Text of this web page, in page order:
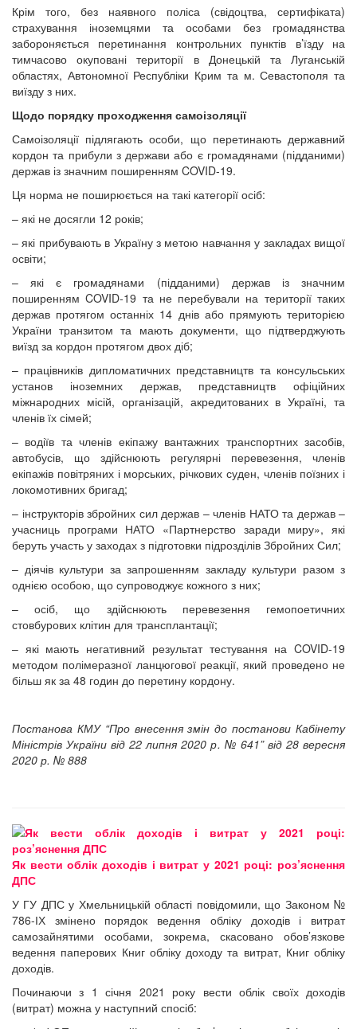
Крім того, без наявного поліса (свідоцтва, сертифіката)
страхування іноземцями та особами без громадянства
забороняється перетинання контрольних пунктів в’їзду на
тимчасово окуповані території в Донецькій та Луганській
областях, Автономної Республіки Крим та м. Севастополя та
виїзду з них.
Щодо порядку проходження самоізоляції
Самоізоляції підлягають особи, що перетинають державний
кордон та прибули з держави або є громадянами (підданими)
держав із значним поширенням COVID-19.
Ця норма не поширюється на такі категорії осіб:
– які не досягли 12 років;
– які прибувають в Україну з метою навчання у закладах вищої
освіти;
– які є громадянами (підданими) держав із значним
поширенням COVID-19 та не перебували на території таких
держав протягом останніх 14 днів або прямують територією
України транзитом та мають документи, що підтверджують
виїзд за кордон протягом двох діб;
– працівників дипломатичних представництв та консульських
установ іноземних держав, представництв офіційних
міжнародних місій, організацій, акредитованих в Україні, та
членів їх сімей;
– водіїв та членів екіпажу вантажних транспортних засобів,
автобусів, що здійснюють регулярні перевезення, членів
екіпажів повітряних і морських, річкових суден, членів поїзних і
локомотивних бригад;
– інструкторів збройних сил держав – членів НАТО та держав –
учасниць програми НАТО «Партнерство заради миру», які
беруть участь у заходах з підготовки підрозділів Збройних Сил;
– діячів культури за запрошенням закладу культури разом з
однією особою, що супроводжує кожного з них;
– осіб, що здійснюють перевезення гемопоетичних
стовбурових клітин для трансплантації;
– які мають негативний результат тестування на COVID-19
методом полімеразної ланцюгової реакції, який проведено не
більш як за 48 годин до перетину кордону.
Постанова КМУ “Про внесення змін до постанови Кабінету
Міністрів України від 22 липня 2020 р. № 641” від 28 вересня
2020 р. № 888
Як вести облік доходів і витрат у 2021 році: роз’яснення
ДПС
У ГУ ДПС у Хмельницькій області повідомили, що Законом №
786-ІХ змінено порядок ведення обліку доходів і витрат
самозайнятими особами, зокрема, скасовано обов’язкове
ведення паперових Книг обліку доходу та витрат, Книг обліку
доходів.
Починаючи з 1 січня 2021 року вести облік своїх доходів
(витрат) можна у наступний спосіб: